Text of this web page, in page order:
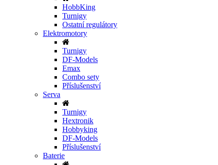
HobbKing
Turnigy
Ostatní regulátory
Elektromotory
Turnigy
DF-Models
Emax
Combo sety
Příslušenství
Serva
Turnigy
Hextronik
Hobbyking
DF-Models
Příslušenství
Baterie